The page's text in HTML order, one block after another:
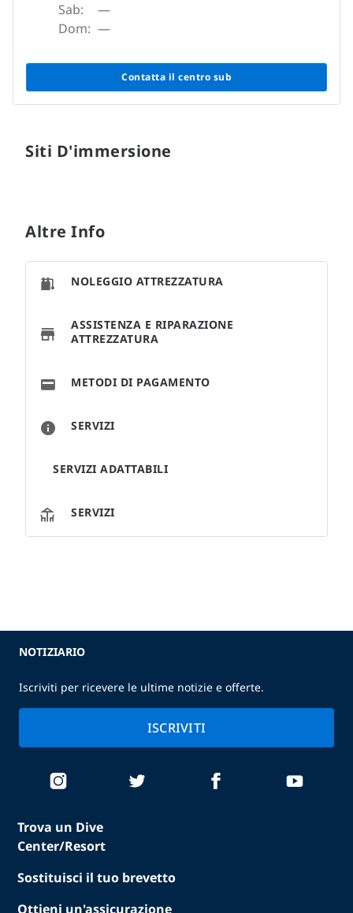
Sab:
—
Dom: —
Contatta il centro sub
Siti D'immersione
Altre Info
SERVIZI
SERVIZI ADATTABILI
SERVIZI
NOLEGGIO ATTREZZATURA
ASSISTENZA E RIPARAZIONE
ATTREZZATURA
METODI DI PAGAMENTO
Trova un Dive
Center/Resort
Sostituisci il tuo brevetto
Ottieni un'assicurazione
NOTIZIARIO
Iscriviti per ricevere le ultime notizie e offerte.
ISCRIVITI